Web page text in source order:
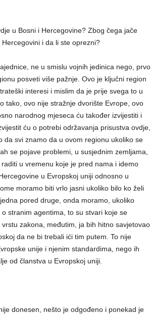
u Bosni i Hercegovine? Zbog čega jače
i da li ste oprezni?
ne u smislu vojnih jedinica nego, prvo
posveti više pažnje. Ovo je ključni region
interesi i mislim da je prije svega to u
tako, ovo nije stražnje dvorište Evrope, ovo
narodnog mjeseca ću također izvijestiti i
ću o potrebi održavanja prisustva ovdje,
da svi znamo da u ovom regionu ukoliko se
se pojave problemi, u susjednim zemljama,
u vremenu koje je pred nama i idemo
u Evropskoj uniji odnosno u
moramo biti vrlo jasni ukoliko bilo ko želi
pored druge, onda moramo, ukoliko
stranim agentima, to su stvari koje se
zakona, međutim, ja bih hitno savjetovao
da ne bi trebali ići tim putem. To nije
unije i njenim standardima, nego ih
od članstva u Evropskoj uniji.
donesen, nešto je odgođeno i ponekad je